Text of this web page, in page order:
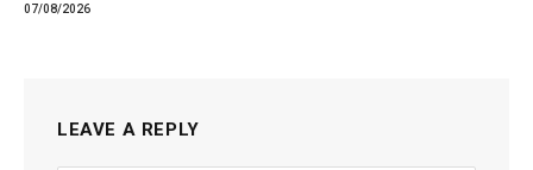
07/08/2026
LEAVE A REPLY